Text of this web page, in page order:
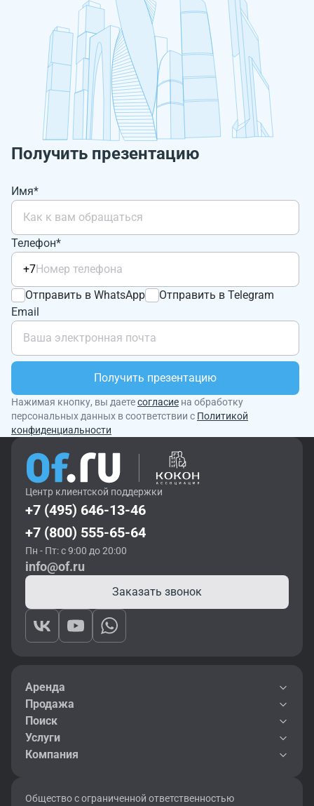
Получить презентацию
Имя*
Телефон*
+7
Отправить в WhatsApp
Отправить в Telegram
Email
Получить презентацию
Нажимая кнопку, вы даетесогласие на обработку
персональных данных в соответствии с Политикой
конфиденциальности
Центр клиентской поддержки
+7 (495) 646-13-46
+7 (800) 555-65-64
Пн - Пт: с 9:00 до 20:00
info@of.ru
Заказать звонок
Аренда
Продажа
Поиск
Услуги
Компания
Общество с ограниченной ответственностью